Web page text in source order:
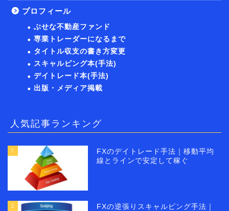
プロフィール
ぶせな不動産ファンド
専業トレーダーになるまで
タイトル収支の書き方変更
スキャルピング本(手法)
デイトレード本(手法)
出版・メディア掲載
人気記事ランキング
1
FXのデイトレード手法｜移動平均
線とラインで安定して稼ぐ
2
FXの逆張りスキャルピング手法｜